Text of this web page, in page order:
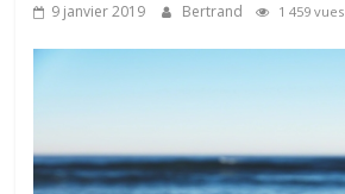
9 janvier 2019 Bertrand 1 459 vues